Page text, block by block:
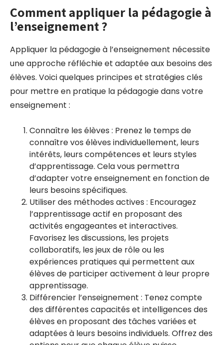
Comment appliquer la pédagogie à
l’enseignement ?
Appliquer la pédagogie à l’enseignement nécessite
une approche réfléchie et adaptée aux besoins des
élèves. Voici quelques principes et stratégies clés
pour mettre en pratique la pédagogie dans votre
enseignement :
Connaître les élèves : Prenez le temps de
connaître vos élèves individuellement, leurs
intérêts, leurs compétences et leurs styles
d’apprentissage. Cela vous permettra
d’adapter votre enseignement en fonction de
leurs besoins spécifiques.
Utiliser des méthodes actives : Encouragez
l’apprentissage actif en proposant des
activités engageantes et interactives.
Favorisez les discussions, les projets
collaboratifs, les jeux de rôle ou les
expériences pratiques qui permettent aux
élèves de participer activement à leur propre
apprentissage.
Différencier l’enseignement : Tenez compte
des différentes capacités et intelligences des
élèves en proposant des tâches variées et
adaptées à leurs besoins individuels. Offrez des